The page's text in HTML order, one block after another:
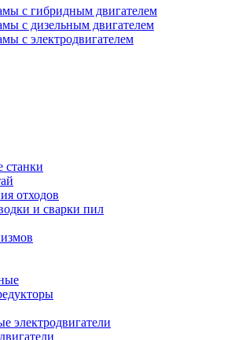
с гибридным двигателем
с дизельным двигателем
с электродвигателем
станки
отходов
и сварки пил
электродвигатели